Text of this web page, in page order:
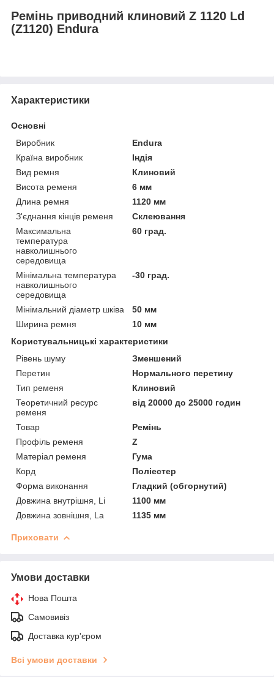
Ремінь приводний клиновий Z 1120 Ld
(Z1120) Endura
Характеристики
Основні
Виробник
Endura
Країна виробник
Індія
Вид ремня
Клиновий
Висота ременя
6 мм
Длина ремня
1120 мм
З'єднання кінців ременя
Склеювання
Максимальна
температура
навколишнього
середовища
60 град.
Мінімальна температура
навколишнього
середовища
-30 град.
Мінімальний діаметр шківа
50 мм
Ширина ремня
10 мм
Користувальницькі характеристики
Рівень шуму
Зменшений
Перетин
Нормального перетину
Тип ременя
Клиновий
Теоретичний ресурс
ременя
від 20000 до 25000 годин
Товар
Ремінь
Профіль ременя
Z
Матеріал ременя
Гума
Корд
Поліестер
Форма виконання
Гладкий (обгорнутий)
Довжина внутрішня, Li
1100 мм
Довжина зовнішня, La
1135 мм
Приховати
Умови доставки
Нова Пошта
Самовивіз
Доставка кур'єром
Всі умови доставки